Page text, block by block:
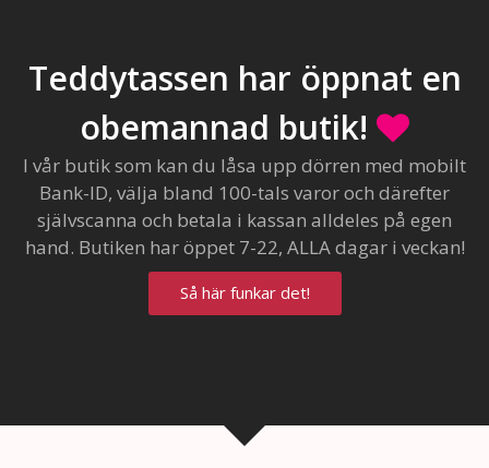
Teddytassen har öppnat en
obemannad butik!
I vår butik som kan du låsa upp dörren med mobilt
Bank-ID, välja bland 100-tals varor och därefter
självscanna och betala i kassan alldeles på egen
hand. Butiken har öppet 7-22, ALLA dagar i veckan!
Så här funkar det!